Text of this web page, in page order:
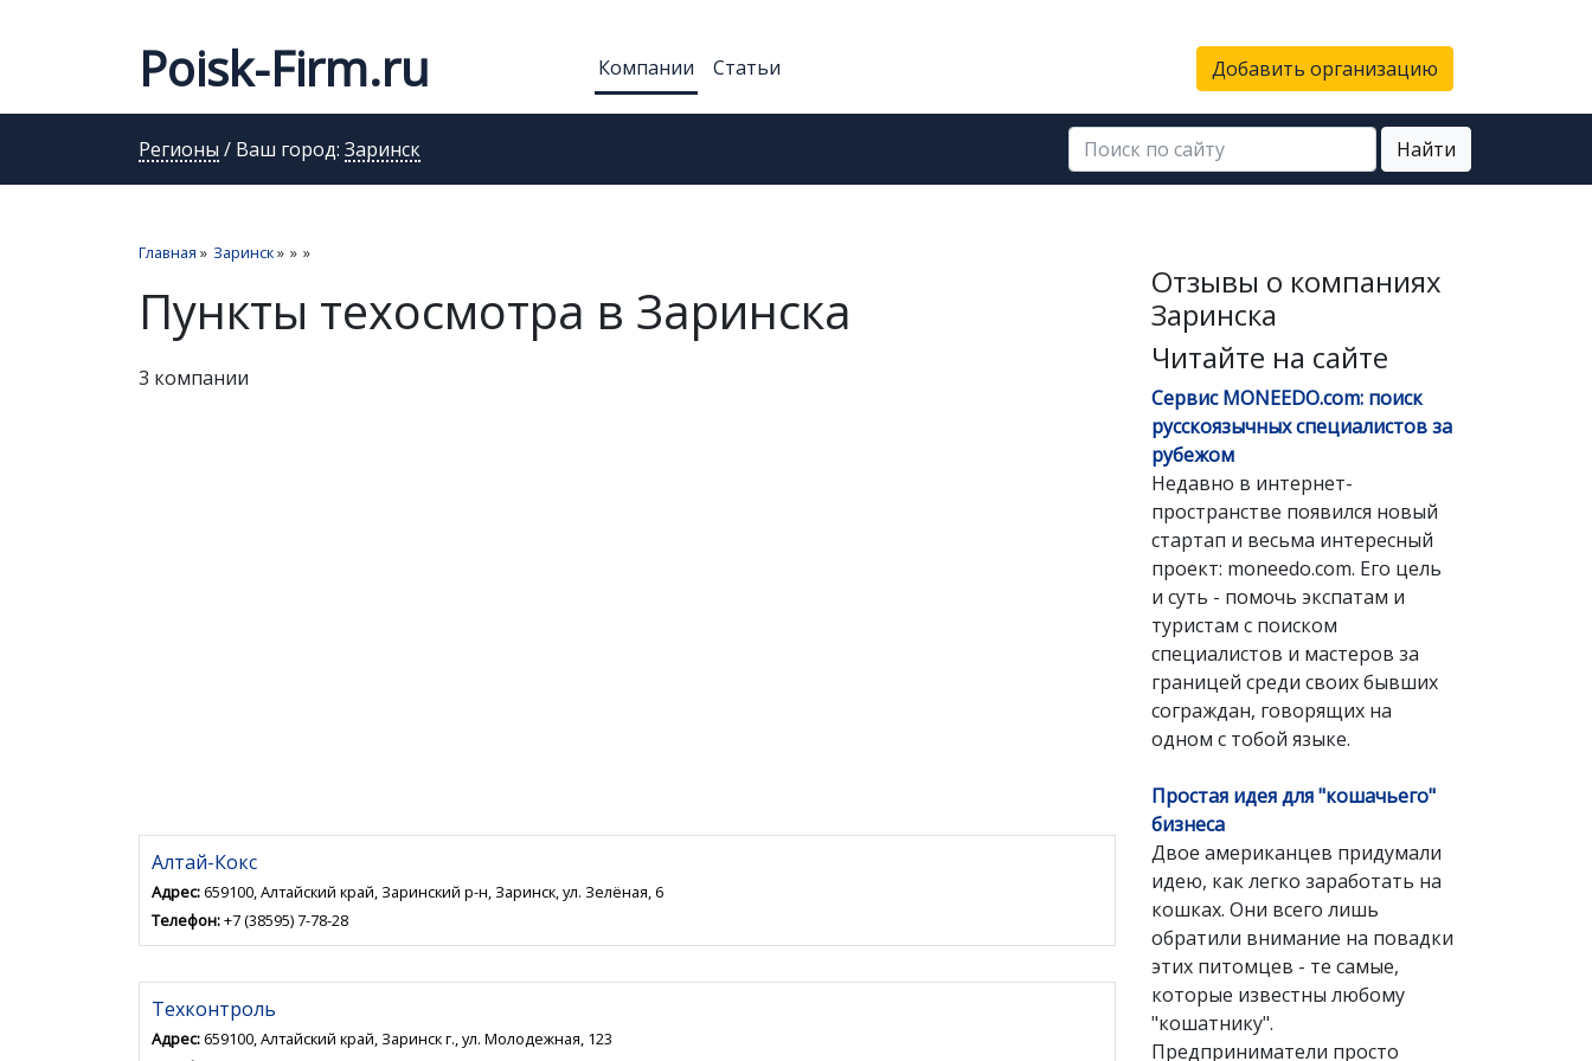
Poisk-Firm.ru Компании Статьи Добавить организацию
Регионы / Ваш город: Заринск Найти
Главная » Заринск» » »
Пункты техосмотра в Заринска
3 компании
Алтай-Кокс
Адрес: 659100, Алтайский край, Заринский р-н, Заринск, ул. Зелёная, 6
Телефон:+7 (38595) 7-78-28
Техконтроль
Адрес: 659100, Алтайский край, Заринск г., ул. Молодежная, 123
Отзывы о компаниях
Заринска
Читайте на сайте
Сервис MONEEDO.com: поиск
русскоязычных специалистов за
рубежом
Недавно в интернет-
пространстве появился новый
стартап и весьма интересный
проект: moneedo.com. Его цель
и суть - помочь экспатам и
туристам с поиском
специалистов и мастеров за
границей среди своих бывших
сограждан, говорящих на
одном с тобой языке.
Простая идея для "кошачьего"
бизнеса
Двое американцев придумали
идею, как легко заработать на
кошках. Они всего лишь
обратили внимание на повадки
этих питомцев - те самые,
которые известны любому
"кошатнику".
Предприниматели просто